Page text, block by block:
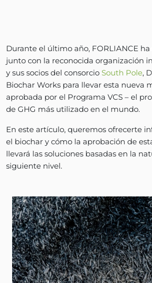
Durante el último año, FORLIANCE
junto con la reconocida organización
y sus socios del consorcio South Pole,
Biochar Works para llevar esta nueva
aprobada por el Programa VCS – el
de GHG más utilizado en el mundo.
En este artículo, queremos ofrecerte
el biochar y cómo la aprobación de
llevará las soluciones basadas en la
siguiente nivel.